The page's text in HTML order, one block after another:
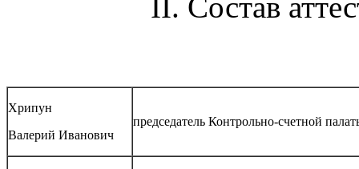
Хрипун
Валерий Иванович
председатель Контрольно-счетной